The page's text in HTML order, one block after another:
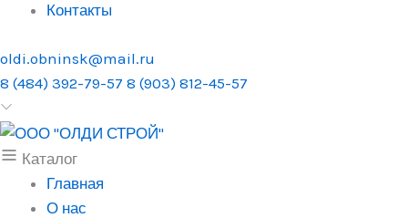
Контакты
oldi.obninsk@mail.ru
8 (484) 392-79-57 8 (903) 812-45-57
Каталог
Главная
О нас